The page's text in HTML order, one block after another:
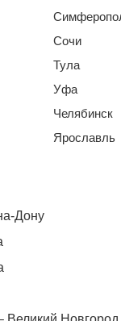
Сочи
Тула
Уфа
Челябинск
Ярославль
Дону